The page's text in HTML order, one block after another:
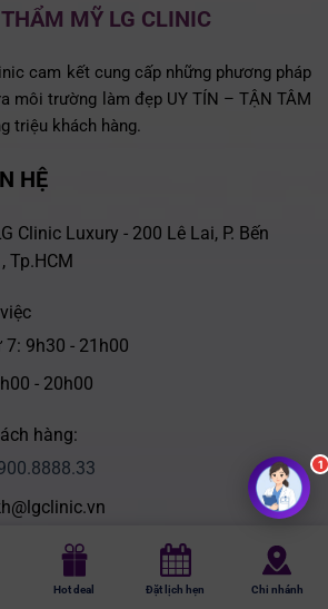
MỸ LG CLINIC
cam kết cung cấp những phương pháp
môi trường làm đẹp UY TÍN – TẬN TÂM
triệu khách hàng.
HỆ
Clinic Luxury - 200 Lê Lai, P. Bến
Tp.HCM
9h30 - 21h00
- 20h00
hàng:
Hot deal Đặt lịch hẹn Chi nhánh